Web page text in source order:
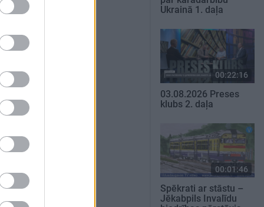
Ukrainā 1. daļa
00:22:16
03.08.2026 Preses
klubs 2. daļa
00:01:46
Spēkrati ar stāstu –
Jēkabpils Invalīdu